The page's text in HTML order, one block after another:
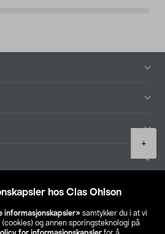
hos Clas Ohlson
informasjonskapsler» samtykker du i at vi
og annen sporingsteknologi på
+
Finn din butikk